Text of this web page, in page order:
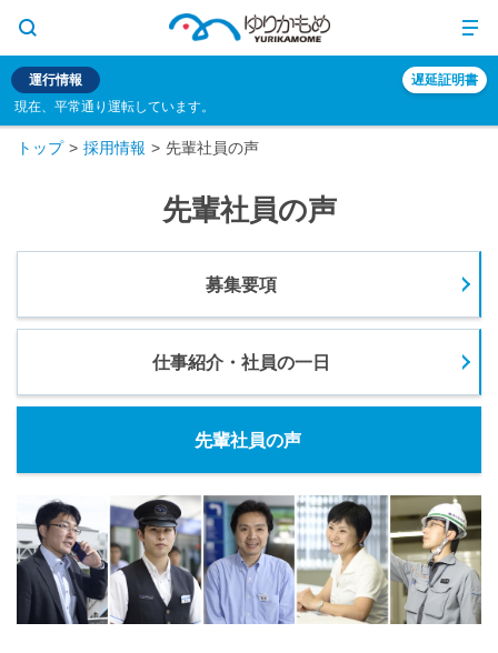
運行情報
現在、平常通り運転しています。
遅延証明書
トップ 採用情報 先輩社員の声
先輩社員の声
募集要項
仕事紹介・社員の一日
先輩社員の声